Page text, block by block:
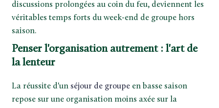
discussions prolongées au coin du feu, deviennent les
véritables temps forts du week-end de groupe hors
saison.
Penser l'organisation autrement : l'art de
la lenteur
La réussite d'un séjour de groupe en basse saison
repose sur une organisation moins axée sur la